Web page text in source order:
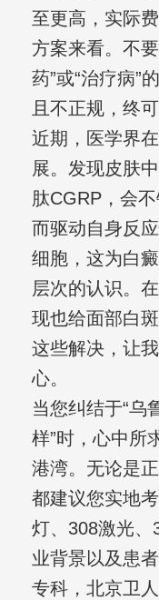
至更高，实际
方案来看。不
药”或“治疗病”
且不正规，终
近期，医学界
展。发现皮肤
肽CGRP，会
而驱动自身反
细胞，这为白
层次的认识。
现也给面部白
这些解决，让
心。
当您纠结于“乌
样”时，心中所
港湾。无论是
都建议您实地
灯、308激光、
业背景以及患
专科，北京卫